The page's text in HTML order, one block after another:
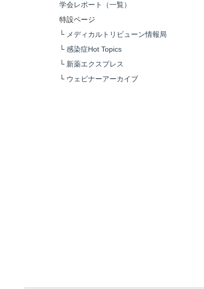
学会レポート（一覧）
特設ページ
└ メディカルトリビューン情報局
└ 感染症Hot Topics
└ 新薬エクスプレス
└ ウェビナーアーカイブ